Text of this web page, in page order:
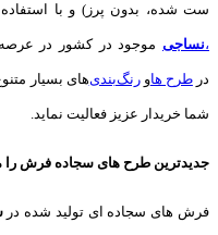
ست شده، بدون پرز) و با استفاده
نساجی، موجود در کشور در عرصه
درطرح هاو
رنگ‌بندی‌ های بسیار
شما خریدار عزیز فعالیت نماید.
جدیدترین طرح های سجاده فرش را
فرش های سجاده ای تولید شده در